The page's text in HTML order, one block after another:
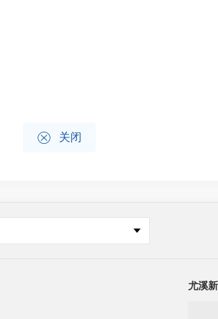
 关闭
尤溪